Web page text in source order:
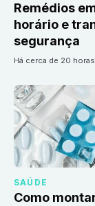
Remédios
horário e
segurança
há cerca de 20 horas
SAÚDE
Como